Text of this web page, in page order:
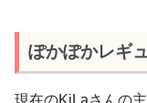
ぽかぽかレギ
現在のKiLaさんの